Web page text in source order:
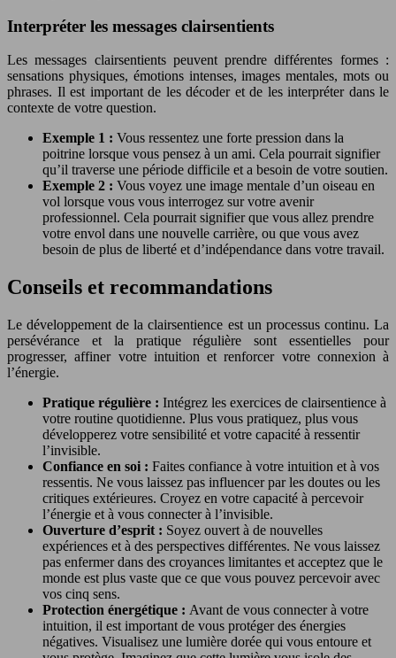
Interpréter les messages clairsentients
Les messages clairsentients peuvent prendre différentes formes :
sensations physiques, émotions intenses, images mentales, mots ou
phrases. Il est important de les décoder et de les interpréter dans le
contexte de votre question.
Exemple 1 : Vous ressentez une forte pression dans la
poitrine lorsque vous pensez à un ami. Cela pourrait signifier
qu’il traverse une période difficile et a besoin de votre soutien.
Exemple 2 : Vous voyez une image mentale d’un oiseau en
vol lorsque vous vous interrogez sur votre avenir
professionnel. Cela pourrait signifier que vous allez prendre
votre envol dans une nouvelle carrière, ou que vous avez
besoin de plus de liberté et d’indépendance dans votre travail.
Conseils et recommandations
Le développement de la clairsentience est un processus continu. La
persévérance et la pratique régulière sont essentielles pour
progresser, affiner votre intuition et renforcer votre connexion à
l’énergie.
Pratique régulière : Intégrez les exercices de clairsentience à
votre routine quotidienne. Plus vous pratiquez, plus vous
développerez votre sensibilité et votre capacité à ressentir
l’invisible.
Confiance en soi : Faites confiance à votre intuition et à vos
ressentis. Ne vous laissez pas influencer par les doutes ou les
critiques extérieures. Croyez en votre capacité à percevoir
l’énergie et à vous connecter à l’invisible.
Ouverture d’esprit : Soyez ouvert à de nouvelles
expériences et à des perspectives différentes. Ne vous laissez
pas enfermer dans des croyances limitantes et acceptez que le
monde est plus vaste que ce que vous pouvez percevoir avec
vos cinq sens.
Protection énergétique : Avant de vous connecter à votre
intuition, il est important de vous protéger des énergies
négatives. Visualisez une lumière dorée qui vous entoure et